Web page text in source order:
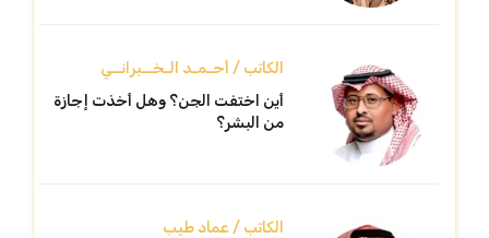
الكاتب / أحـمـد الـخــبرانــي
أين اختفت الجن؟ وهل أخذت إجازة
من البشر؟
الكاتب / عماد طيب